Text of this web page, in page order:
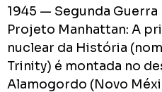
1945 — Segunda Guerra
Projeto Manhattan: A
nuclear da História
Trinity) é montada no
Alamogordo (Novo